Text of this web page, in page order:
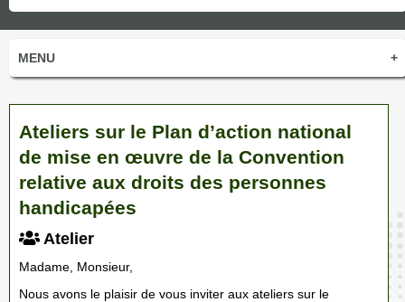
+
MENU
Ateliers sur le Plan d’action national
de mise en œuvre de la Convention
relative aux droits des personnes
handicapées
Atelier
Madame, Monsieur,
Nous avons le plaisir de vous inviter aux ateliers sur le